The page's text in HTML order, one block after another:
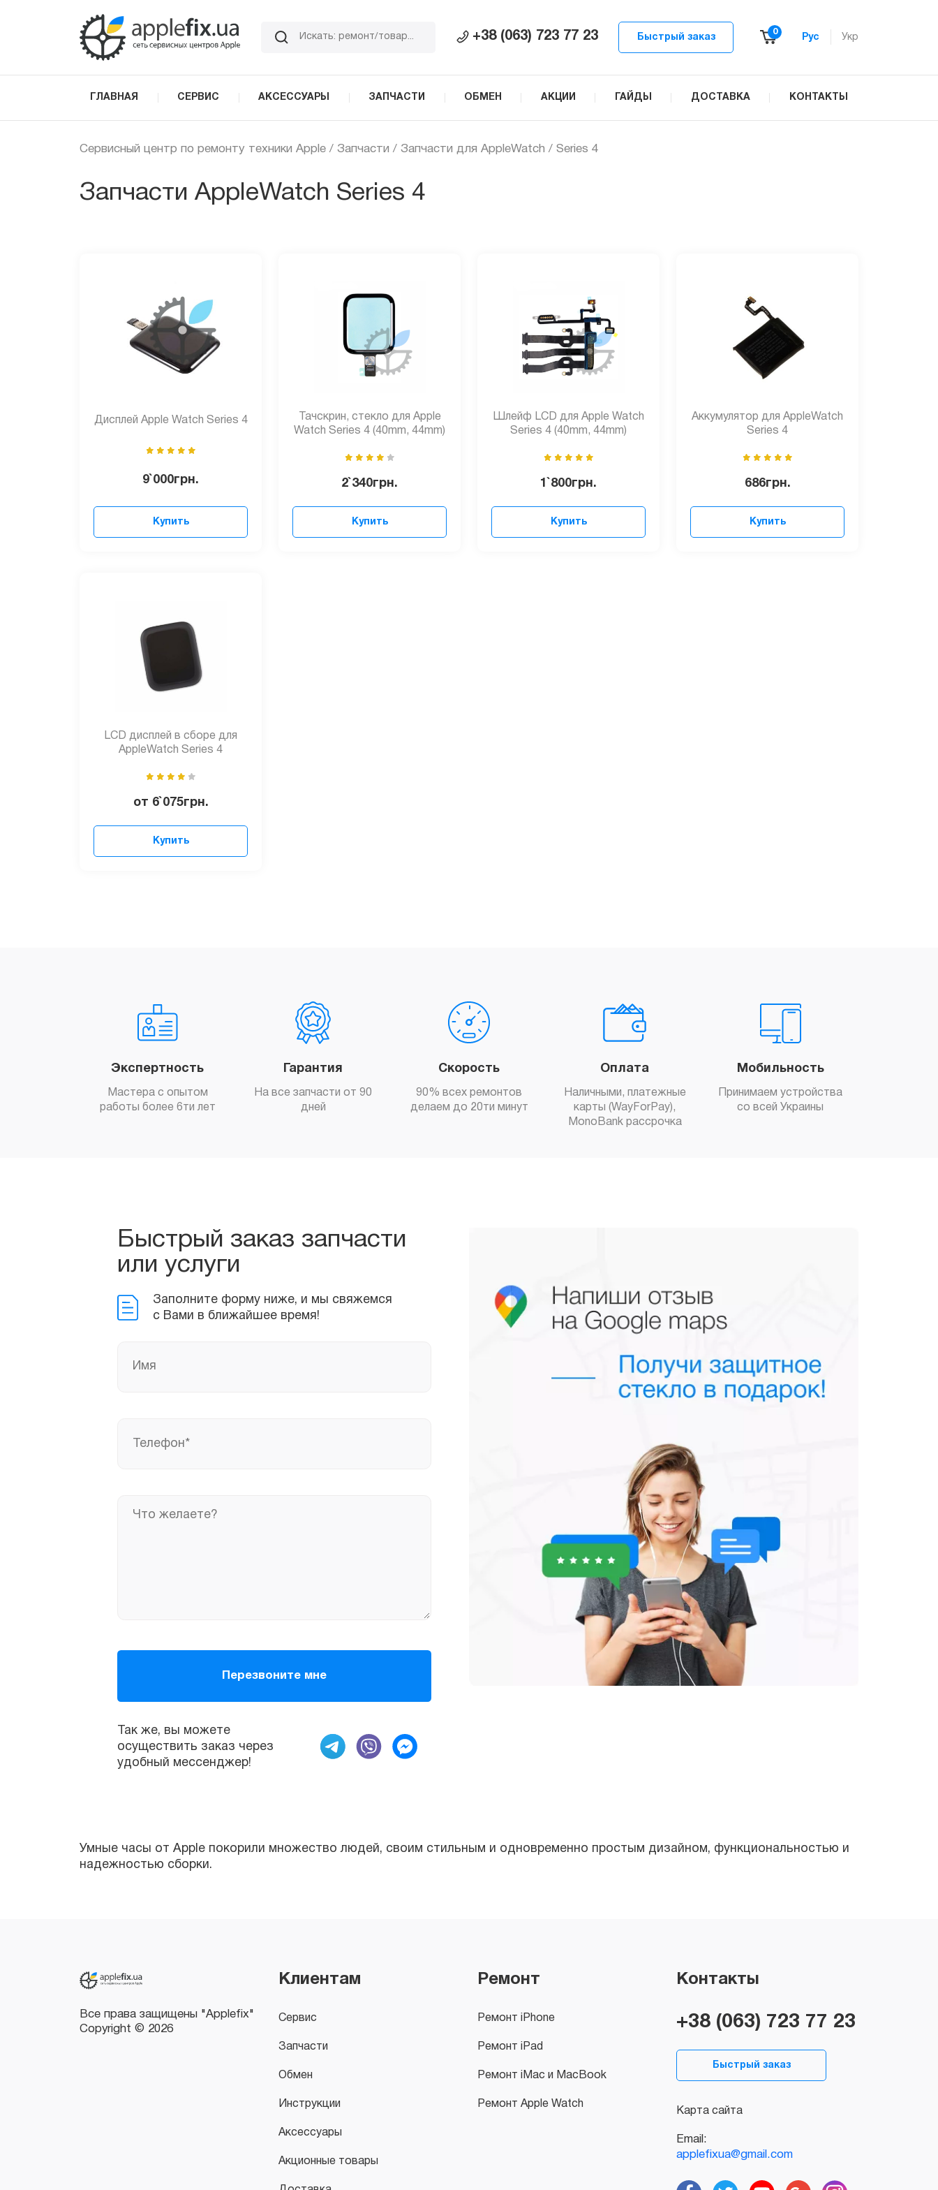
+38 (063) 723 77 23 Быстрый заказ
0
Рус Укр
ГЛАВНАЯ СЕРВИС АКСЕССУАРЫ ЗАПЧАСТИ ОБМЕН АКЦИИ ГАЙДЫ ДОСТАВКА КОНТАКТЫ
Сервисный центр по ремонту техники Apple / Запчасти / Запчасти для AppleWatch / Series 4
Запчасти AppleWatch Series 4
Дисплей Apple Watch Series 4
9`000грн.
Купить
Тачскрин, стекло для Apple
Watch Series 4 (40mm, 44mm)
2`340грн.
Купить
Шлейф LCD для Apple Watch
Series 4 (40mm, 44mm)
1`800грн.
Купить
Аккумулятор для AppleWatch
Series 4
686грн.
Купить
LCD дисплей в сборе для
AppleWatch Series 4
от 6`075грн.
Купить
Экспертность
Мастера с опытом
работы более 6ти лет
Гарантия
На все запчасти от 90
дней
Скорость
90% всех ремонтов
делаем до 20ти минут
Оплата
Наличными, платежные
карты (WayForPay),
MonoBank рассрочка
Мобильность
Принимаем устройства
со всей Украины
Быстрый заказ запчасти
или услуги
Заполните форму ниже, и мы свяжемся
с Вами в ближайшее время!
Так же, вы можете
удобный мессенджер!
Умные часы от Apple покорили множество людей, своим стильным и одновременно простым дизайном, функциональностью и
Клиентам
Сервис
Запчасти
Обмен
Инструкции
Аксессуары
Акционные товары
Ремонт
Ремонт iPhone
Ремонт iPad
Ремонт iMac и MacBook
Ремонт Apple Watch
Контакты
+38 (063) 723 77 23
Быстрый заказ
Карта сайта
Email:
applefixua@gmail.com